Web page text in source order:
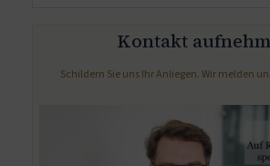
Kontakt
Schildern Sie uns Ihr Anliegen. Wir melden